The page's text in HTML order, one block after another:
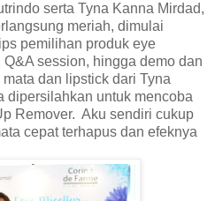
serta Tyna Kanna Mirdad,
meriah, dimulai
pemilihan produk eye
session, hingga demo dan
dan lipstick dari Tyna
dipersilahkan untuk mencoba
Remover. Aku sendiri cukup
cepat terhapus dan efeknya